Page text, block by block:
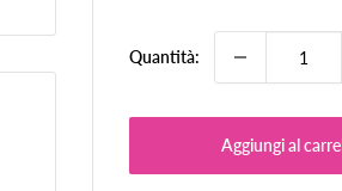
Quantità:
Aggiungi al